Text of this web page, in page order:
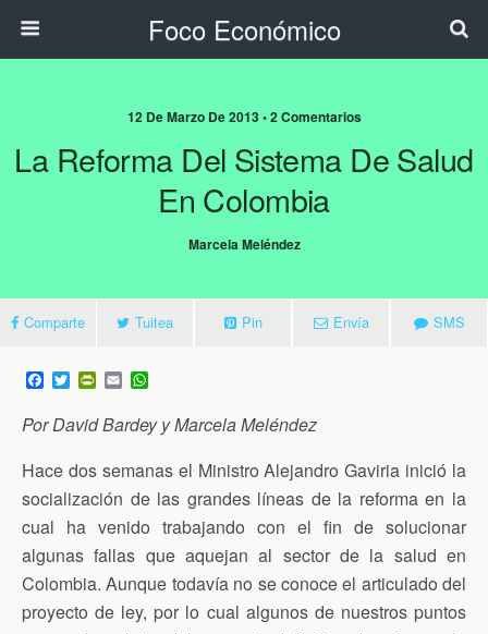
Foco Económico
12 De Marzo De 2013 • 2 Comentarios
La Reforma Del Sistema De Salud
En Colombia
Marcela Meléndez
Comparte Tuitea Pin Envía SMS
F
a
e
o
o
k
T
w
t
e
r
P
i
n
F
i
e
n
d
y
E
m
i t
A
p
p
Por David Bardey y Marcela Meléndez
Hace dos semanas el Ministro Alejandro Gaviria inició la
socialización de las grandes líneas de la reforma en la
cual ha venido trabajando con el fin de solucionar
algunas fallas que aquejan al sector de la salud en
Colombia. Aunque todavía no se conoce el articulado del
proyecto de ley, por lo cual algunos de nuestros puntos